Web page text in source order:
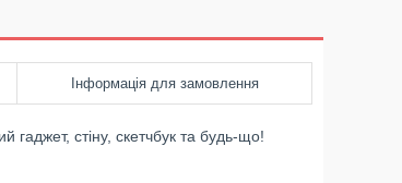
Інформація для замовлення
гаджет, стіну, скетчбук та будь-що!